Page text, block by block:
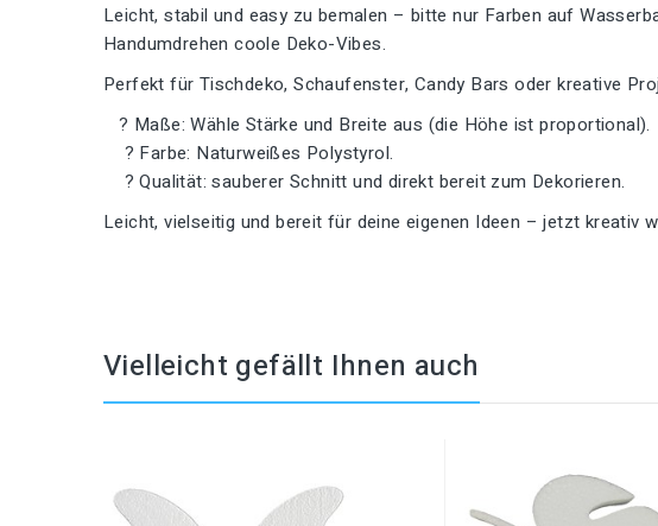
Leicht, stabil und easy zu bemalen – bitte nur Farben auf
Handumdrehen coole Deko-Vibes.
Perfekt für Tischdeko, Schaufenster, Candy Bars oder kreative
? Maße: Wähle Stärke und Breite aus (die Höhe ist proportional).
? Farbe: Naturweißes Polystyrol.
? Qualität: sauberer Schnitt und direkt bereit zum Dekorieren.
Leicht, vielseitig und bereit für deine eigenen Ideen – jetzt kreativ
Vielleicht gefällt Ihnen auch